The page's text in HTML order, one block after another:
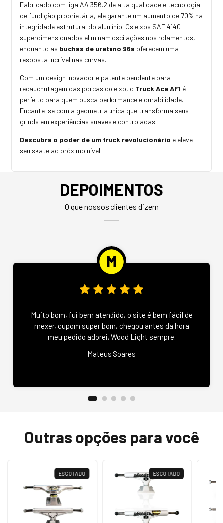
Fabricado com liga AA 356.2 de alta qualidade e tecnologia
de fundição proprietária, ele garante um aumento de 70% na
integridade estrutural do alumínio. Os eixos SAE 4140
superdimensionados eliminam oscilações nos rolamentos,
enquanto as buchas de uretano 96a oferecem uma
resposta incrível nas curvas.
Com um design inovador e patente pendente para
recauchutagem das porcas do eixo, o Truck Ace AF1 é
perfeito para quem busca performance e durabilidade.
Encante-se com a geometria única que transforma seus
grinds em experiências suaves e controladas.
Descubra o poder de um truck revolucionário e eleve
seu skate ao próximo nível!
DEPOIMENTOS
O que nossos clientes dizem
Muito bom, fui bem atendido, o site é bem fácil de
mexer, cupom super bom, chegou antes da hora
meu pedido adorei, Wood Light sempre.
Mateus Soares
Outras opções para você
ESGOTADO ESGOTADO